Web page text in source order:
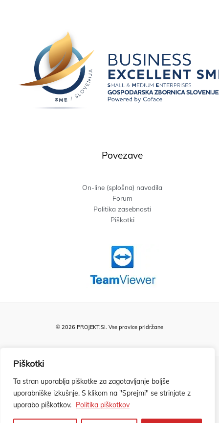
Piškotki
Ta stran uporablja piškotke za zagotavljanje boljše
uporabniške izkušnje. S klikom na "Sprejmi" se strinjate z
uporabo piškotkov. Politika piškotkov
Povezave
On-line (splošna) navodila
Forum
Politika zasebnosti
Piškotki
© 2026 PROJEKT.SI. Vse pravice pridržane